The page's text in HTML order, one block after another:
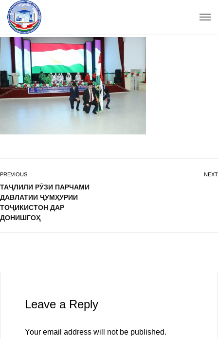
PREVIOUS
ТАҶЛИЛИ РӮЗИ ПАРЧАМИ
ДАВЛАТИИ ҶУМҲУРИИ
ТОҶИКИСТОН ДАР
ДОНИШГОҲ
NEXT
Leave a Reply
Your email address will not be published.